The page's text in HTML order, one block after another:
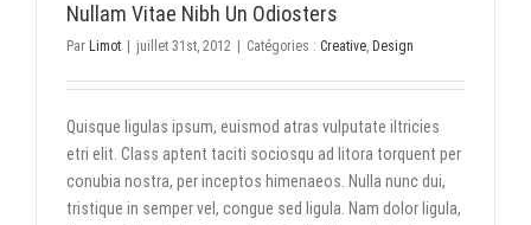
Nullam Vitae Nibh Un Odiosters
Par Limot juillet 31st, 2012 Catégories : Creative, Design
Quisque ligulas ipsum, euismod atras vulputate iltricies
etri elit. Class aptent taciti sociosqu ad litora torquent per
conubia nostra, per inceptos himenaeos. Nulla nunc dui,
tristique in semper vel, congue sed ligula. Nam dolor ligula,